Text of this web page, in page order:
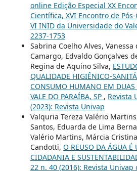
online Edição Especial XX
Científica, XVI Encontro de
VI INID da Universidade do
2237-1753
Sabrina Coelho Alves,
Camargo, Edvaldo Gonçalves
Regina de Aquino Silva,
QUALIDADE HIGIÊNICO-
CONSUMO HUMANO EM
VALE DO PARAÍBA, SP , Revista
(2023): Revista Univap
Valquria Tereza Valério
Santos, Eduarda de Lima
Valério Martins, Márcia
Candotti, O REUSO DA ÁGUA É
CIDADANIA E
22 n. 40 (2016): Revista